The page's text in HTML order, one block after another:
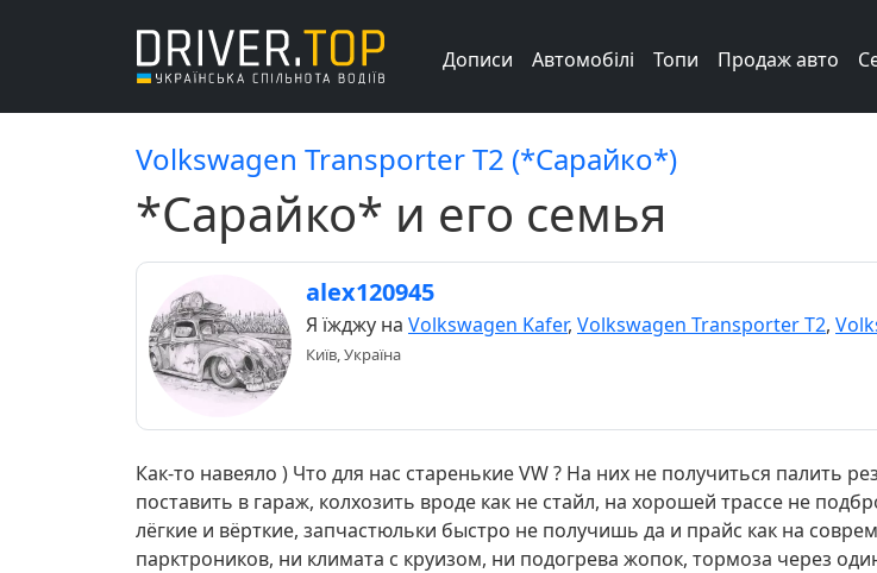
Дописи Автомобілі Топи Продаж авто
Volkswagen Transporter T2 (*Сарайко*)
*Cарайко* и его семья
alex120945
Я їжджу на Volkswagen Kafer, Volkswagen Transporter T2,
Київ, Україна
Как-то навеяло ) Что для нас старенькие VW ? На них не получиться
поставить в гараж, колхозить вроде как не стайл, на хорошей трассе не
лёгкие и вёрткие, запчастюльки быстро не получишь да и прайс как на
парктроников, ни климата с круизом, ни подогрева жопок, тормоза через